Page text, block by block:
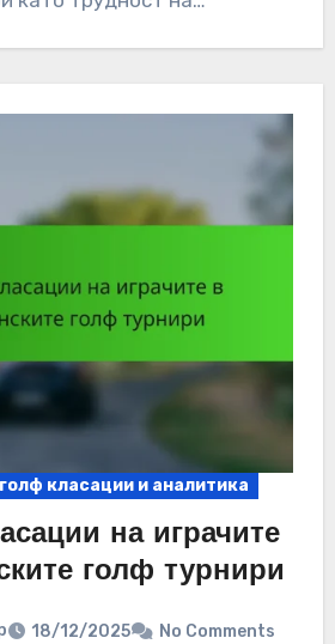
класации и аналитика
на играчите
голф турнири
18/12/2025 No Comments